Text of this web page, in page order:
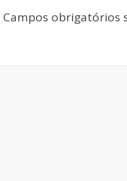
Campos obrigatórios